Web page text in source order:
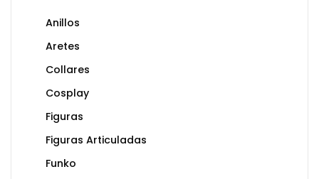
Anillos
Aretes
Collares
Cosplay
Figuras
Figuras Articuladas
Funko